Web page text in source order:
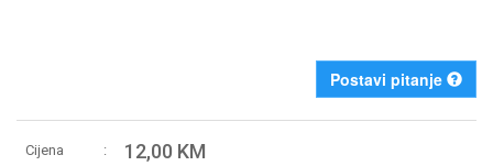
Postavi pitanje
Cijena 12,00 KM